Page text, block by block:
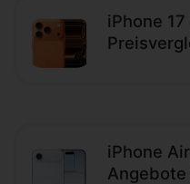
iPhone
iPhone